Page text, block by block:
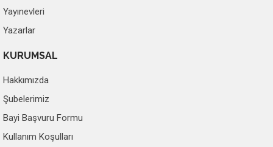
Yayınevleri
Yazarlar
KURUMSAL
Hakkımızda
Şubelerimiz
Bayi Başvuru Formu
Kullanım Koşulları